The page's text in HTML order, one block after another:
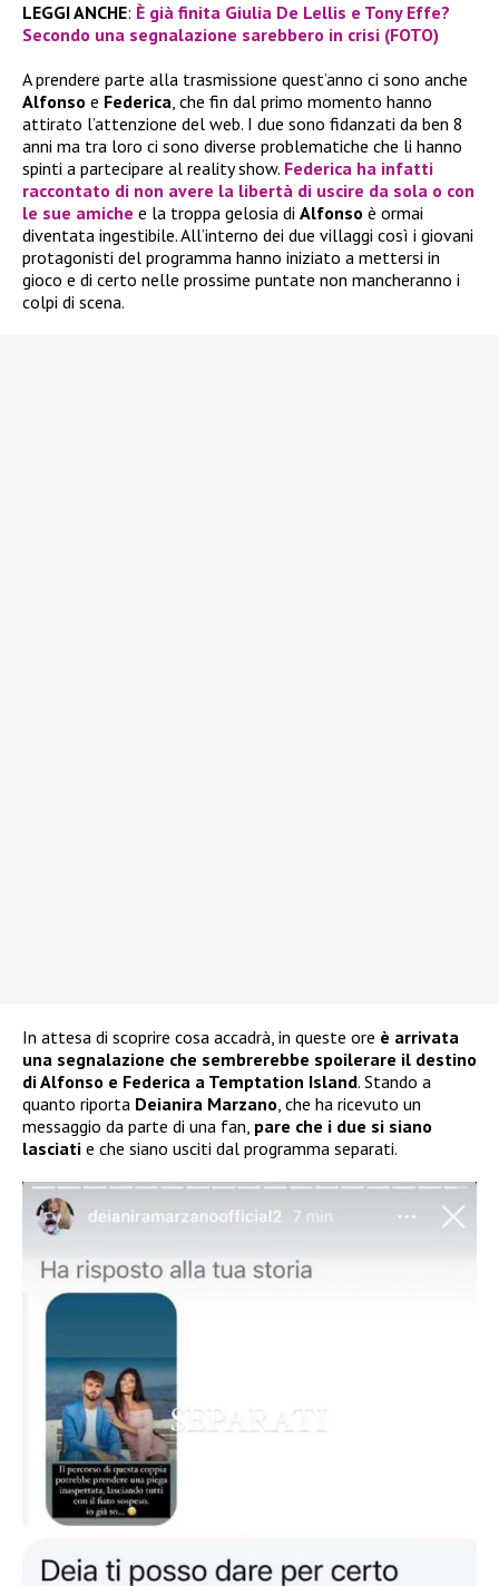
LEGGI ANCHE: È già finita Giulia De Lellis e Tony Effe?
Secondo una segnalazione sarebbero in crisi (FOTO)
A prendere parte alla trasmissione quest’anno ci sono anche
Alfonso e Federica, che fin dal primo momento hanno
attirato l’attenzione del web. I due sono fidanzati da ben 8
anni ma tra loro ci sono diverse problematiche che li hanno
spinti a partecipare al reality show. Federica ha infatti
raccontato di non avere la libertà di uscire da sola o con
le sue amiche e la troppa gelosia di Alfonso è ormai
diventata ingestibile. All’interno dei due villaggi così i giovani
protagonisti del programma hanno iniziato a mettersi in
gioco e di certo nelle prossime puntate non mancheranno i
colpi di scena.
In attesa di scoprire cosa accadrà, in queste ore è arrivata
una segnalazione che sembrerebbe spoilerare il destino
di Alfonso e Federica a Temptation Island. Stando a
quanto riporta Deianira Marzano, che ha ricevuto un
messaggio da parte di una fan, pare che i due si siano
lasciati e che siano usciti dal programma separati.